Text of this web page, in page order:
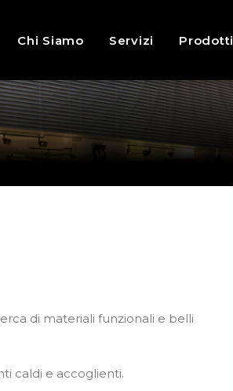
Chi Siamo Servizi Prodotti
di materiali funzionali e belli
caldi e accoglienti.